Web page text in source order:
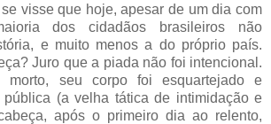
visse que hoje, apesar de um dia com
dos cidadãos brasileiros não
e muito menos a do próprio país.
Juro que a piada não foi intencional.
morto, seu corpo foi esquartejado e
pública (a velha tática de intimidação e
após o primeiro dia ao relento,